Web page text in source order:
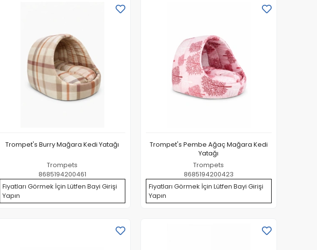
Trompet's Burry Mağara Kedi Yatağı
Trompets
8685194200461
Fiyatları Görmek İçin Lütfen Bayi Girişi
Yapın
Trompet's Pembe Ağaç Mağara Kedi
Yatağı
Trompets
8685194200423
Fiyatları Görmek İçin Lütfen Bayi Girişi
Yapın